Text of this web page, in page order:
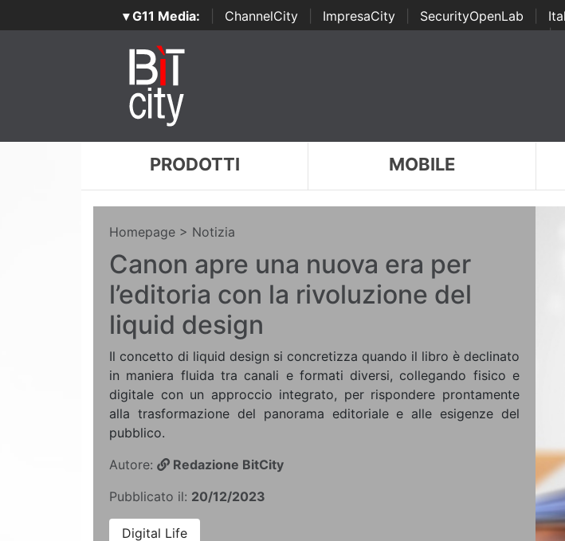
▾ G11 Media: ChannelCity ImpresaCity SecurityOpenLab
Awards |
PRODOTTI MOBILE
Homepage > Notizia
Canon apre una nuova era per
l’editoria con la rivoluzione del
liquid design
Il concetto di liquid design si concretizza quando il libro è declinato
in maniera fluida tra canali e formati diversi, collegando fisico e
digitale con un approccio integrato, per rispondere prontamente
alla trasformazione del panorama editoriale e alle esigenze del
pubblico.
Autore:
Redazione BitCity
Pubblicato il: 20/12/2023
Digital Life